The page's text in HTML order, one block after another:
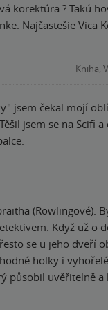
korektúra ? Takú
Najčastešie Vica
po slovensky. V
Kniha,
jsem čekal mojí
(Rowlingové).
Když už o
se u jeho dveří
holky i
působil uvěřitelně